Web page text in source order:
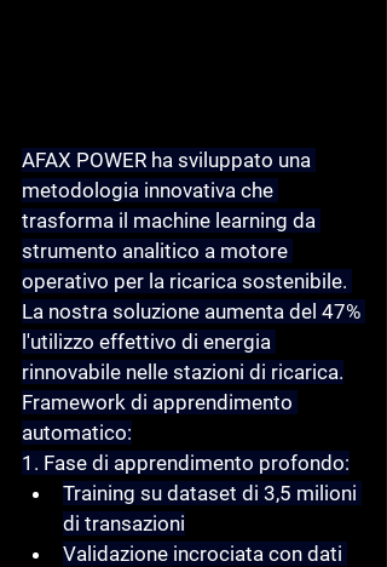
AFAX POWER ha sviluppato una
metodologia innovativa che
trasforma il machine learning da
strumento analitico a motore
operativo per la ricarica sostenibile.
La nostra soluzione aumenta del 47%
l'utilizzo effettivo di energia
rinnovabile nelle stazioni di ricarica.
Framework di apprendimento
automatico:
1. Fase di apprendimento profondo:
Training su dataset di 3,5 milioni
di transazioni
Validazione incrociata con dati